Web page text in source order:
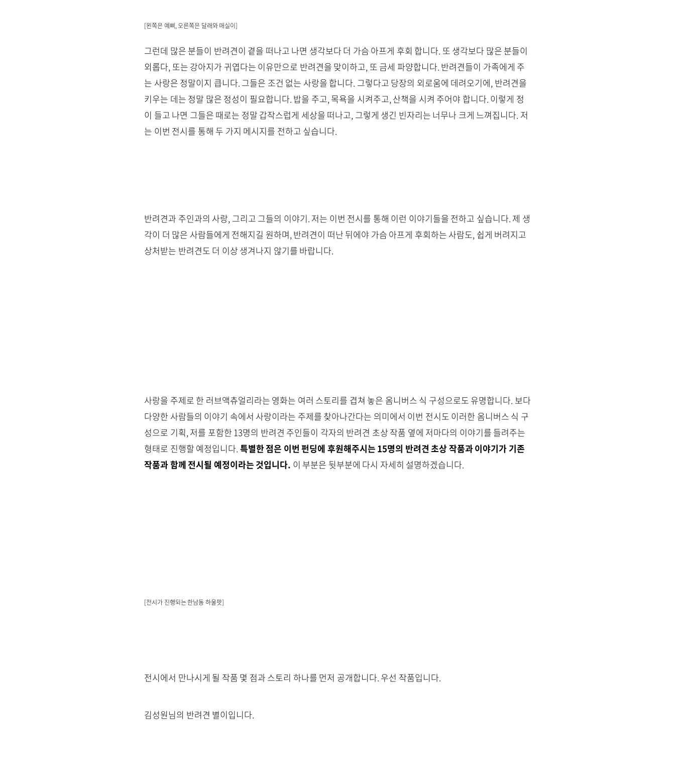
[왼쪽은 예삐, 오른쪽은 달래와 매실이]
그런데 많은 분들이 반려견이 곁을 떠나고 나면 생각보다 더 가슴 아프게 후회 합니다. 또 생각보다 많은 분들이
외롭다, 또는 강아지가 귀엽다는 이유만으로 반려견을 맞이하고, 또 금세 파양합니다. 반려견들이 가족에게 주
는 사랑은 정말이지 큽니다. 그들은 조건 없는 사랑을 합니다. 그렇다고 당장의 외로움에 데려오기에, 반려견을
키우는 데는 정말 많은 정성이 필요합니다. 밥을 주고, 목욕을 시켜주고, 산책을 시켜 주어야 합니다. 이렇게 정
이 들고 나면 그들은 때로는 정말 갑작스럽게 세상을 떠나고, 그렇게 생긴 빈자리는 너무나 크게 느껴집니다. 저
는 이번 전시를 통해 두 가지 메시지를 전하고 싶습니다.
반려견과 주인과의 사랑, 그리고 그들의 이야기. 저는 이번 전시를 통해 이런 이야기들을 전하고 싶습니다. 제 생
각이 더 많은 사람들에게 전해지길 원하며, 반려견이 떠난 뒤에야 가슴 아프게 후회하는 사람도, 쉽게 버려지고
상처받는 반려견도 더 이상 생겨나지 않기를 바랍니다.
사랑을 주제로 한 러브액츄얼리라는 영화는 여러 스토리를 겹쳐 놓은 옴니버스 식 구성으로도 유명합니다. 보다
다양한 사람들의 이야기 속에서 사랑이라는 주제를 찾아나간다는 의미에서 이번 전시도 이러한 옴니버스 식 구
성으로 기획, 저를 포함한 13명의 반려견 주인들이 각자의 반려견 초상 작품 옆에 저마다의 이야기를 들려주는
형태로 진행할 예정입니다. 특별한 점은 이번 펀딩에 후원해주시는 15명의 반려견 초상 작품과 이야기가 기존
작품과 함께 전시될 예정이라는 것입니다. 이 부분은 뒷부분에 다시 자세히 설명하겠습니다.
[전시가 진행되는 한남동 하울팟]
전시에서 만나시게 될 작품 몇 점과 스토리 하나를 먼저 공개합니다. 우선 작품입니다.
김성원님의 반려견 별이입니다.